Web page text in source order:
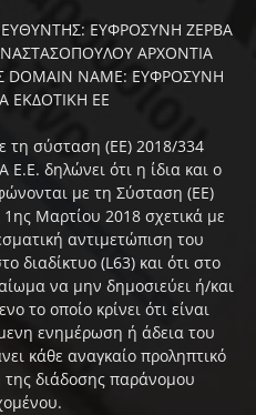
ΕΥΦΡΟΣΥΝΗ ΖΕΡΒΑ
ΑΡΧΟΝΤΙΑ
DOMAIN NAME: ΕΥΦΡΟΣΥΝΗ
ΕΚΔΟΤΙΚΗ ΕΕ
σύσταση (ΕΕ) 2018/334
δηλώνει ότι η ίδια και ο
με τη Σύσταση (ΕΕ)
Μαρτίου 2018 σχετικά με
αντιμετώπιση του
διαδίκτυο (L63) και ότι στο
να μην δημοσιεύει ή/και
το οποίο κρίνει ότι είναι
ενημέρωση ή άδεια του
κάθε αναγκαίο προληπτικό
της διάδοσης παράνομου